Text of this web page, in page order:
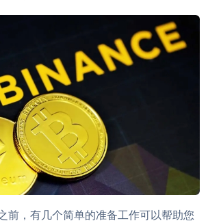
前，有几个简单的准备工作可以帮助您